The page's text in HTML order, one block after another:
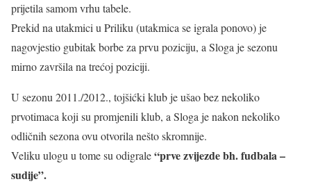
prijetila samom vrhu tabele.
Prekid na utakmici u Priliku (utakmica se igrala ponovo) je
nagovjestio gubitak borbe za prvu poziciju, a Sloga je sezonu
mirno završila na trećoj poziciji.
U sezonu 2011./2012., tojšićki klub je ušao bez nekoliko
prvotimaca koji su promjenili klub, a Sloga je nakon nekoliko
odličnih sezona ovu otvorila nešto skromnije.
Veliku ulogu u tome su odigrale“prve zvijezde bh. fudbala –
sudije”.